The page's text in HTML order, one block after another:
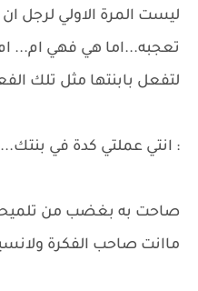
ليست المرة الاولي لرجل
تعجبه...اما هي فهي ام...
لتفعل بابنتها مثل تلك
: انتي عملتي كدة في
صاحت به بغضب من
ماانت صاحب الفكرة